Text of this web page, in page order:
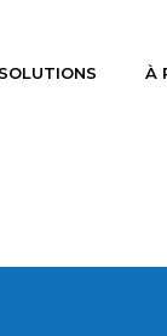
SOLUTIONS À